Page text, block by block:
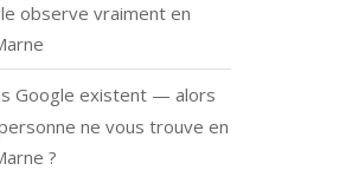
observe vraiment en
Google existent — alors
ne vous trouve en
?